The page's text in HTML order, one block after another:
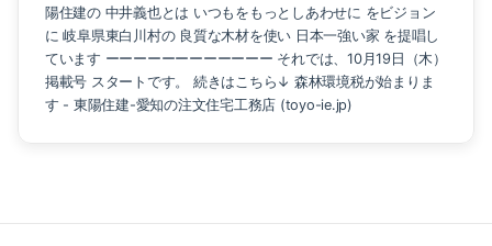
陽住建の 中井義也とは いつもをもっとしあわせに をビジョン
に 岐阜県東白川村の 良質な木材を使い 日本一強い家 を提唱し
ています ーーーーーーーーーーーー それでは、10月19日（木）
掲載号 スタートです。 続きはこちら↓ 森林環境税が始まりま
す - 東陽住建-愛知の注文住宅工務店 (toyo-ie.jp)